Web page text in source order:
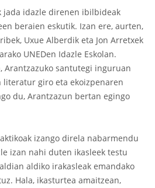
jada idazle direnen ibilbideak
beraien eskutik. Izan ere, aurten,
Uxue Alberdik eta Jon Arretxek
UNEDen Idazle Eskolan.
Arantzazuko santutegi inguruan
giro eta ekoizpenaren
du, Arantzazun bertan egingo
izango direla nabarmendu
izan nahi duten ikasleek testu
aldiko irakasleak emandako
Hala, ikasturtea amaitzean,